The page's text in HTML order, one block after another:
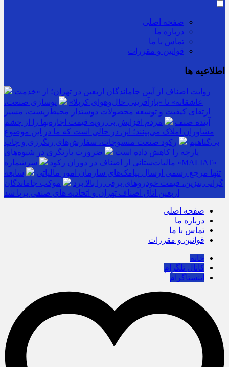
صفحه اصلی
درباره ما
تماس با ما
قوانین و مقررات
اطلاعیه ها
روایت اصناف از آیین جاماندگان اربعین در تهران؛ از «خدمت
عاشقانه» تا «بازآفرینی حال‌وهوای کربلا»
نوسازی صنعت،
ارتقای کیفیت و توسعه محصولات دوستدار محیط‌زیست، مسیر
آینده صنف
مردم افزایش بی رویه قیمت اجاره‌بها را از چشم
مشاوران املاک می‌بینند؛ این در حالی است که ما در این موضوع
بی‌گناهیم
رکود صنعت منسوجات، سفارش‌های رنگرزی و چاپ
پارچه را کاهش داده است
ضرورت بازنگری در شیوه‌های
مالیات‌ستانی از اصناف در دوران رکود
سرشماره «MALIAT»
تنها مرجع رسمی ارسال پیامک‌های سازمان امور مالیاتی
شایعه
گرانی بنزین، قیمت خودروهای برقی را بالا برد
موکب جاماندگان
اربعین اتاق اصناف تهران و اتحادیه های صنفی برپا شد
صفحه اصلی
درباره ما
تماس با ما
قوانین و مقررات
خانه
کانال تلگرام
اینستاگرام